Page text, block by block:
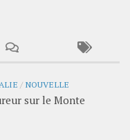
/ NOUVELLE
sur le Monte